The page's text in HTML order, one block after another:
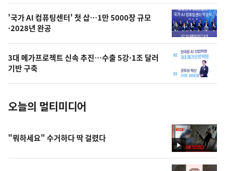
오
의
사
진
'국가 AI 컴퓨팅센터' 첫 삽…1만 5000장 규모
·2028년 완공
3대 메가프로젝트 신속 추진…수출 5강·1조 달러
기반 구축
오늘의 멀티미디어
영
상
"뭐하세요" 수거하다 딱 걸렸다